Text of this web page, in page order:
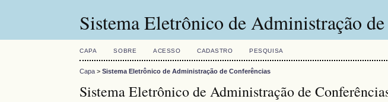
Sistema Eletrônico de Administração
CAPA SOBRE ACESSO CADASTRO PESQUISA
Capa >Sistema Eletrônico de Administração de Conferências
Sistema Eletrônico de Administração de